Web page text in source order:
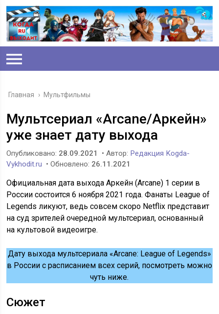
Главная › Мультфильмы
Мультсериал «Arcane/Аркейн»
уже знает дату выхода
Опубликовано: 28.09.2021 • Автор: Редакция Kogda-
Vykhodit.ru • Обновлено: 26.11.2021
Официальная дата выхода Аркейн (Arcane) 1 серии в
России состоится 6 ноября 2021 года. Фанаты League of
Legends ликуют, ведь совсем скоро Netflix представит
на суд зрителей очередной мультсериал, основанный
на культовой видеоигре.
Дату выхода мультсериала «Arcane: League of Legends»
в России с расписанием всех серий, посмотреть можно
чуть ниже.
Сюжет